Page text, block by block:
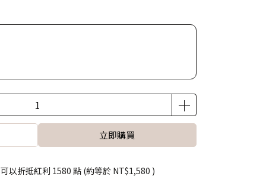
立即購買
以折抵紅利 1580 點 (約等於 NT$1,580 )